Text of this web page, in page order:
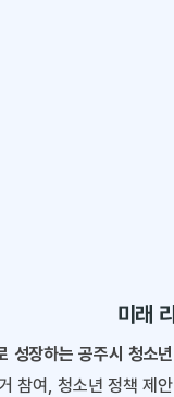
미래
성장하는 공주시 청소년
참여, 청소년 정책 제